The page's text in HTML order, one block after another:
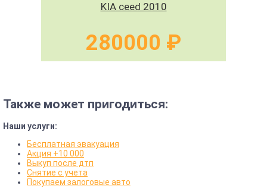
KIA ceed 2010
280000 ₽
Также может пригодиться:
Наши услуги:
Бесплатная эвакуация
Акция +10 000
Выкуп после дтп
Снятие с учета
Покупаем залоговые авто